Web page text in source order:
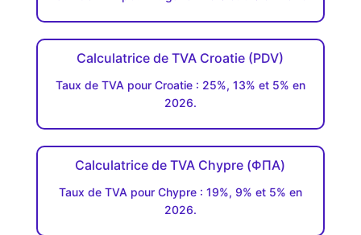
Calculatrice de TVA Croatie (PDV)
Taux de TVA pour Croatie : 25%, 13% et 5% en
2026.
Calculatrice de TVA Chypre (ΦΠΑ)
Taux de TVA pour Chypre : 19%, 9% et 5% en
2026.